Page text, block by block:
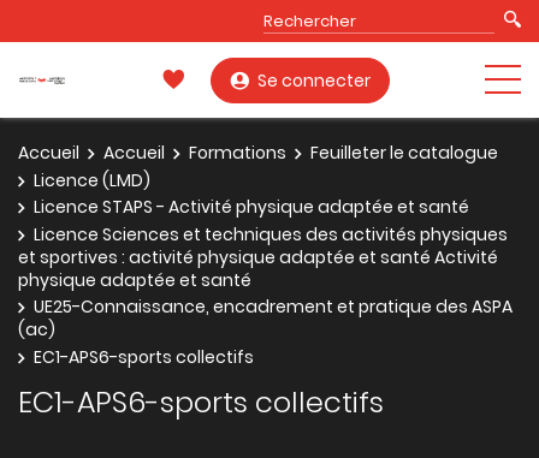
Se connecter
Accueil Accueil Formations
Feuilleter le catalogue
Licence (LMD)
Licence STAPS - Activité physique adaptée et santé
Licence Sciences et techniques des activités physiques
et sportives : activité physique adaptée et santé Activité
physique adaptée et santé
UE25-Connaissance, encadrement et pratique des ASPA
(ac)
EC1-APS6-sports collectifs
EC1-APS6-sports collectifs